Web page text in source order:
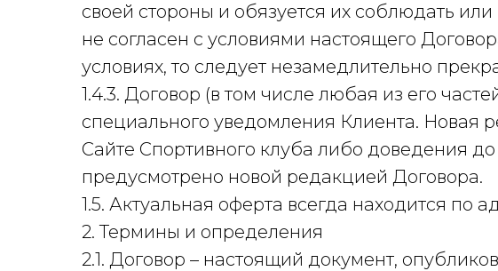
своей стороны и обязуется их соблюдать
не согласен с условиями настоящего
условиях, то следует незамедлительно
1.4.3. Договор (в том числе любая из его
специального уведомления Клиента. Новая
Сайте Спортивного клуба либо доведения
предусмотрено новой редакцией Договора.
1.5. Актуальная оферта всегда находится по
2. Термины и определения
2.1. Договор – настоящий документ,